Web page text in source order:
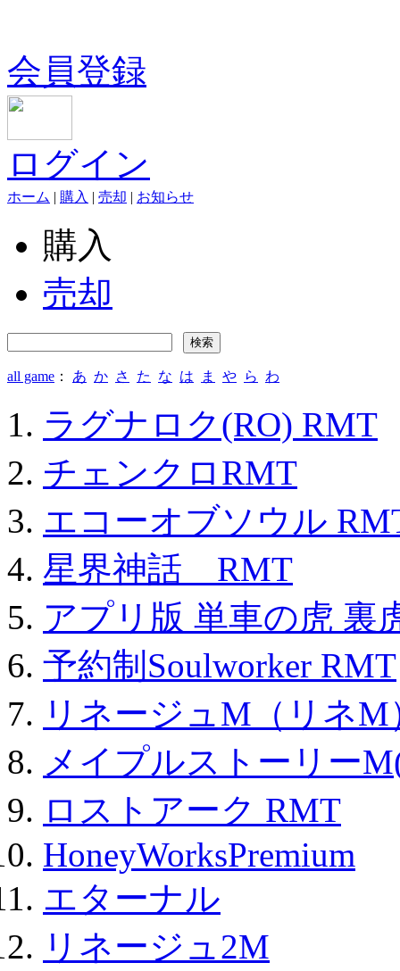
会員登録
ログイン
ホーム | 購入 | 売却 | お知らせ
購入
売却
all game ： あ か さ た な は ま や ら わ
ラグナロク(RO) RMT
チェンクロRMT
エコーオブソウル
星界神話 RMT
アプリ版 単車の虎 裏
予約制Soulworker RMT
リネージュM（リネM
メイプルストーリー
ロストアーク RMT
HoneyWorksPremium
エターナル
リネージュ2M